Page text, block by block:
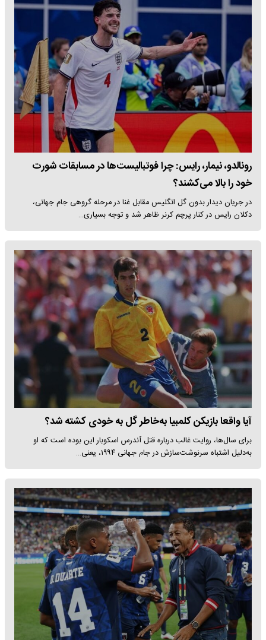
رونالدو، نیمار، رایس: چرا فوتبالیست‌ها در مسابقات شورت
خود را بالا می‌کشند؟
در جریان دیدار بدون گل انگلیس مقابل غنا در مرحله گروهی جام جهانی،
دکلان رایس در کنار پرچم کرنر ظاهر شد و توجه بسیاری…
آیا واقعا بازیکن کلمبیا به‌خاطر گل به خودی کشته شد؟
برای سال‌ها، روایت غالب درباره قتل آندرس اسکوبار این بوده است که او
به‌دلیل اشتباه سرنوشت‌سازش در جام جهانی ۱۹۹۴، یعنی…